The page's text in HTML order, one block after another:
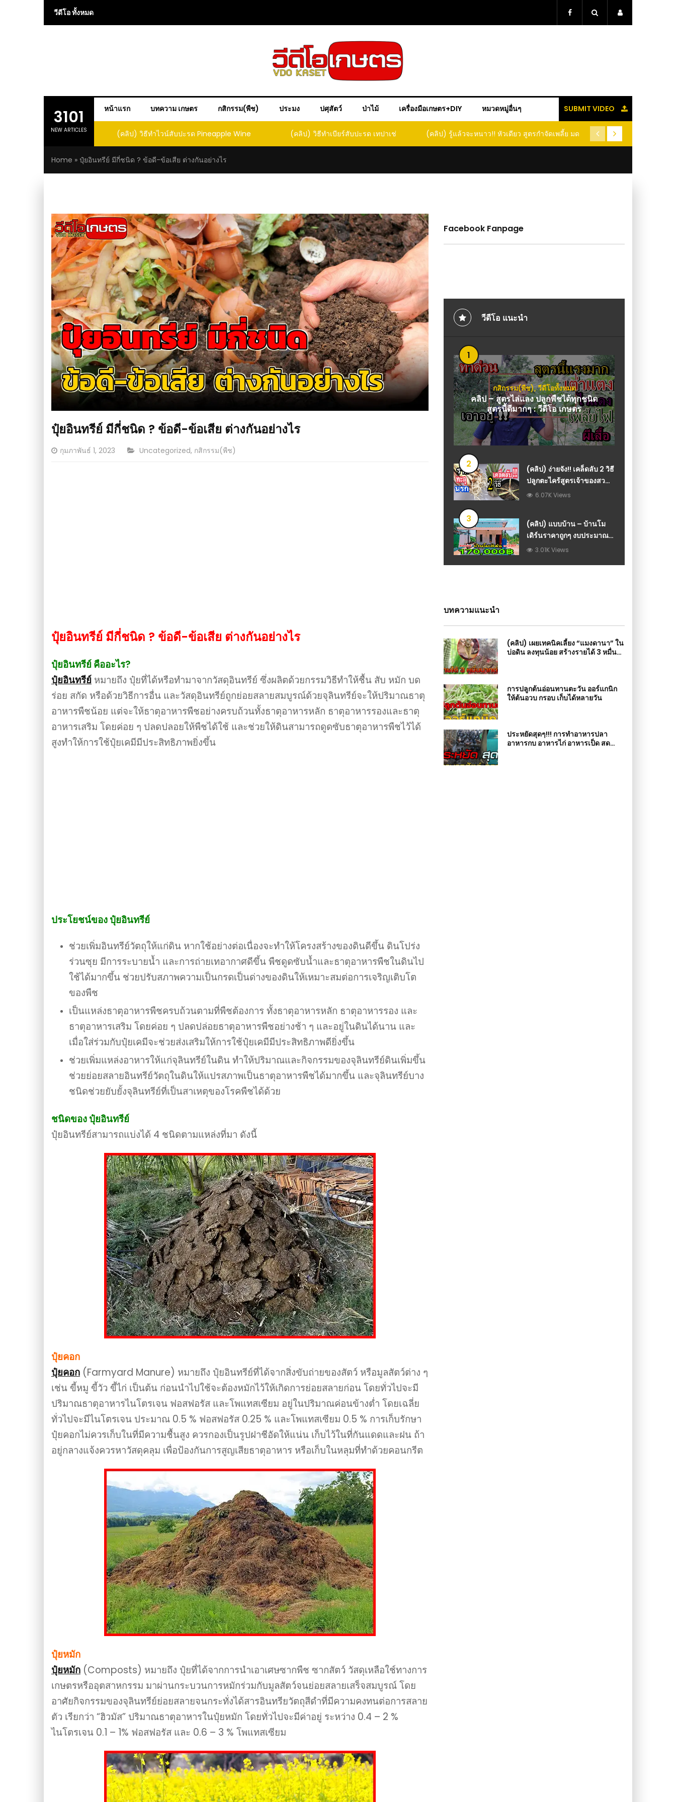
วีดีโอ ทั้งหมด
3101
NEW ARTICLES
หน้าแรก บทความ เกษตร กสิกรรม(พืช) ประมง ปศุสัตว์ ป่าไม้ เครื่องมือเกษตร+DIY หมวดหมู่อื่นๆ SUBMIT VIDEO
ปลูกแคนตาลูปในถัง จะได้ผลลูก
in a barrel would yield
(คลิป) วิธีทำไวน์สับปะรด Pineapple Wine (คลิป) วิธีทำเบียร์สับปะรด เทปาเช่
(คลิป) รู้แล้วจะหนาว!! หัวเดียว สูตรกำจัดเพลี้ย มด
หนอนแมลง หนีกระเจิงทั้งสวน ลองทำดูสิ
(คลิป) ปลูกทุเรียนง่ายๆ ปลูก
ต้นคู่ แบบเสียบยอ
Home » ปุ๋ยอินทรีย์ มีกี่ชนิด ? ข้อดี-ข้อเสีย ต่างกันอย่างไร
ปุ๋ยอินทรีย์ มีกี่ชนิด ? ข้อดี-ข้อเสีย ต่างกันอย่างไร
Posted
กุมภาพันธ์ 1, 2023 CATEGORY:
Uncategorized, กสิกรรม(พืช)
ปุ๋ยอินทรีย์ มีกี่ชนิด ? ข้อดี-ข้อเสีย ต่างกันอย่างไร
ปุ๋ยอินทรีย์ คืออะไร?
ปุ๋ยอินทรีย์ หมายถึง ปุ๋ยที่ได้หรือทำมาจากวัสดุอินทรีย์ ซึ่งผลิตด้วยกรรมวิธีทำให้ชื้น สับ หมัก บด
ร่อย สกัด หรือด้วยวิธีการอื่น และวัสดุอินทรีย์ถูกย่อยสลายสมบูรณ์ด้วยจุลินทรีย์จะให้ปริมาณธาตุ
อาหารพืชน้อย แต่จะให้ธาตุอาหารพืชอย่างครบถ้วนทั้งธาตุอาหารหลัก ธาตุอาหารรองและธาตุ
อาหารเสริม โดยค่อย ๆ ปลดปลอยให้พืชได้ใช้ และช่วยให้ดินสามารถดูดซับธาตุอาหารพืชไว้ได้
สูงทำให้การใช้ปุ๋ยเคมีมีประสิทธิภาพยิ่งขึ้น
ประโยชน์ของ ปุ๋ยอินทรีย์
ช่วยเพิ่มอินทรีย์วัตถุให้แก่ดิน หากใช้อย่างต่อเนื่องจะทำให้โครงสร้างของดินดีขึ้น ดินโปร่ง
ร่วนซุย มีการระบายน้ำ และการถ่ายเทอากาศดีขึ้น พืชดูดซับน้ำและธาตุอาหารพืชในดินไป
ใช้ได้มากขึ้น ช่วยปรับสภาพความเป็นกรดเป็นด่างของดินให้เหมาะสมต่อการเจริญเติบโต
ของพืช
เป็นแหล่งธาตุอาหารพืชครบถ้วนตามที่พืชต้องการ ทั้งธาตุอาหารหลัก ธาตุอาหารรอง และ
ธาตุอาหารเสริม โดยค่อย ๆ ปลดปล่อยธาตุอาหารพืชอย่างช้า ๆ และอยู่ในดินได้นาน และ
เมื่อใส่ร่วมกับปุ๋ยเคมีจะช่วยส่งเสริมให้การใช้ปุ๋ยเคมีมีประสิทธิภาพดียิ่งขึ้น
ช่วยเพิ่มแหล่งอาหารให้แก่จุลินทรีย์ในดิน ทำให้ปริมาณและกิจกรรมของจุลินทรีย์ดินเพิ่มขึ้น
ช่วยย่อยสลายอินทรีย์วัตถุในดินให้แปรสภาพเป็นธาตุอาหารพืชได้มากขึ้น และจุลินทรีย์บาง
ชนิดช่วยยับยั้งจุลินทรีย์ที่เป็นสาเหตุของโรคพืชได้ด้วย
ชนิดของ ปุ๋ยอินทรีย์
ปุ๋ยอินทรีย์สามารถแบ่งได้ 4 ชนิดตามแหล่งที่มา ดังนี้
ปุ๋ยคอก
ปุ๋ยคอก (Farmyard Manure) หมายถึง ปุ๋ยอินทรีย์ที่ได้จากสิ่งขับถ่ายของสัตว์ หรือมูลสัตว์ต่าง ๆ
เช่น ขี้หมู ขี้วัว ขี้ไก่ เป็นต้น ก่อนนำไปใช้จะต้องหมักไว้ให้เกิดการย่อยสลายก่อน โดยทั่วไปจะมี
ปริมาณธาตุอาหารไนโตรเจน ฟอสฟอรัส และโพแทสเซียม อยู่ในปริมาณค่อนข้างต่ำ โดยเฉลี่ย
ทั่วไปจะมีไนโตรเจน ประมาณ 0.5 % ฟอสฟอรัส 0.25 % และโพแทสเซียม 0.5 % การเก็บรักษา
ปุ๋ยคอกไม่ควรเก็บในที่มีความชื้นสูง ควรกองเป็นรูปฝาชีอัดให้แน่น เก็บไว้ในที่กันแดดและฝน ถ้า
อยู่กลางแจ้งควรหาวัสดุคลุม เพื่อป้องกันการสูญเสียธาตุอาหาร หรือเก็บในหลุมที่ทำด้วยคอนกรีต
ปุ๋ยหมัก
ปุ๋ยหมัก (Composts) หมายถึง ปุ๋ยที่ได้จากการนำเอาเศษซากพืช ซากสัตว์ วัสดุเหลือใช์ทางการ
เกษตรหรืออุตสาหกรรม มาผ่านกระบวนการหมักร่วมกับมูลสัตว์จนย่อยสลายเสร็จสมบูรณ์ โดย
อาศัยกิจกรรมของจุลินทรีย์ย่อยสลายจนกระทั่งได้สารอินทรียวัตถุสีดำที่มีความคงทนต่อการสลาย
ตัว เรียกว่า “ฮิวมัส” ปริมาณธาตุอาหารในปุ๋ยหมัก โดยทั่วไปจะมีค่าอยู่ ระหว่าง 0.4 – 2 %
ไนโตรเจน 0.1 – 1% ฟอสฟอรัส และ 0.6 – 3 % โพแทสเซียม
Facebook Fanpage
วีดีโอ แนะนำ
1
กสิกรรม(พืช),วีดีโอทั้งหมด
คลิป – สูตรไล่แลง ปลูกพืชได้ทุกชนิด
สูตรนี้ดีมากๆ : วีดีโอ เกษตร
2
(คลิป) ง่ายจัง!! เคล็ดลับ 2 วิธี
ปลูกตะไคร้สูตรเจ้าของสวน
ต้นอวบขาวกอใหญ่มีพื้นที่
6.07K Views
3
(คลิป) แบบบ้าน – บ้านโม
เดิร์นราคาถูกๆ งบประมาณ
170,000 มาแล้วห้ามพลาด :
3.01K Views
บทความแนะนำ
(คลิป) เผยเทคนิคเลี้ยง “แมงดานา” ใน
บ่อดิน ลงทุนน้อย สร้างรายได้ 3 หมื่น
การปลูกต้นอ่อนทานตะวัน ออร์แกนิก
ให้ต้นอวบ กรอบ เก็บได้หลายวัน
ประหยัดสุดๆ!!! การทำอาหารปลา
อาหารกบ อาหารไก่ อาหารเป็ด สด